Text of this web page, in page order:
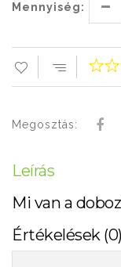
Mennyiség:
Megosztás:
Leírás
Mi van a
Értékelések (0)